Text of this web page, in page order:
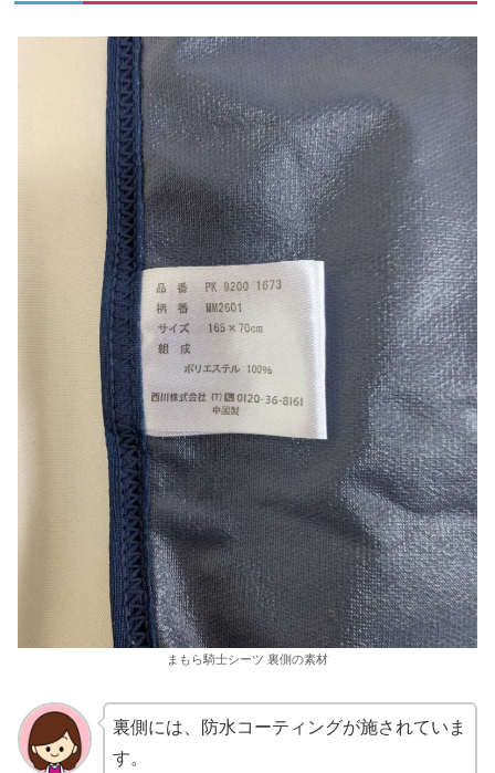
まもら騎士シーツ 裏側の素材
裏側には、防水コーティングが施されていま
す。